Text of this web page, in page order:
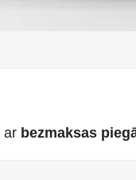
ar bezmaksas